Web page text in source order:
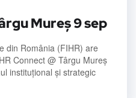
Mureș 9 sep
din România (FIHR) are
Connect @ Târgu Mureș
instituțional și strategic